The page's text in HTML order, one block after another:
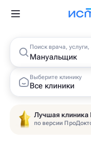
Поиск врача,
Выберите клинику
Все клиники
Лучшая
по версии